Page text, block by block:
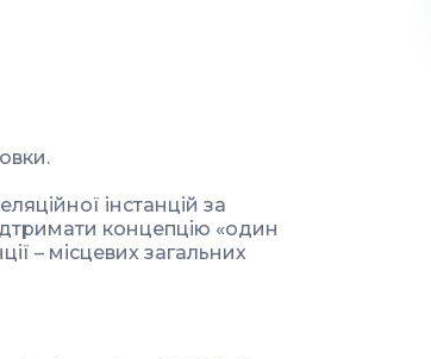
інстанцій за
концепцію «один
– місцевих загальних